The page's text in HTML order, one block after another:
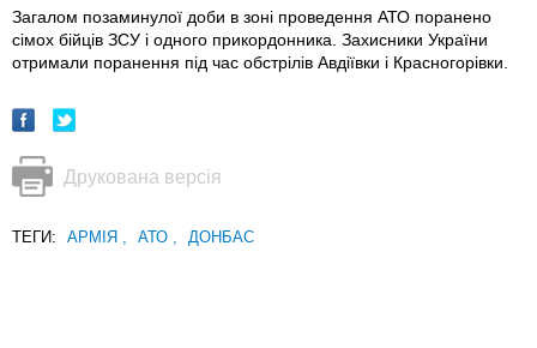
Загалом позаминулої доби в зоні проведення АТО поранено
сімох бійців ЗСУ і одного прикордонника. Захисники України
отримали поранення під час обстрілів Авдіївки і Красногорівки.
Друкована версія
ТЕГИ: АРМІЯ , АТО , ДОНБАС